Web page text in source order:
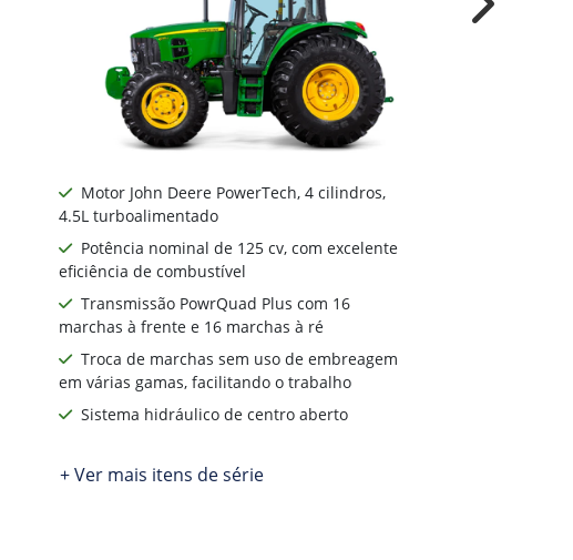
Motor John Deere PowerTech, 4 cilindros,
4.5L turboalimentado
Potência nominal de 125 cv, com excelente
eficiência de combustível
Transmissão PowrQuad Plus com 16
marchas à frente e 16 marchas à ré
Troca de marchas sem uso de embreagem
em várias gamas, facilitando o trabalho
Sistema hidráulico de centro aberto
+ Ver mais itens de série
Next